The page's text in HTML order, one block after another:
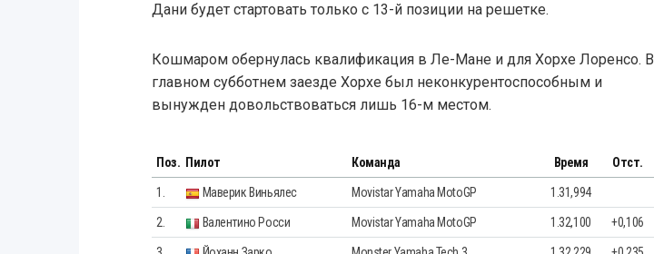
Дани будет стартовать только с 13-й позиции на решетке.
Кошмаром обернулась квалификация в Ле-Мане и для Хорхе Лоренсо. В
главном субботнем заезде Хорхе был неконкурентоспособным и
вынужден довольствоваться лишь 16-м местом.
Поз. Пилот Команда Время Отст.
1. Маверик Виньялес Movistar Yamaha MotoGP 1.31,994
2. Валентино Росси Movistar Yamaha MotoGP 1.32,100 +0,106